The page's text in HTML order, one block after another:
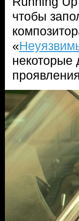
чтобы
«
некоторые